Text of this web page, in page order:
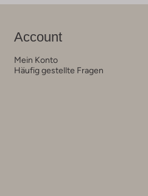
Account
Mein Konto
Häufig gestellte Fragen